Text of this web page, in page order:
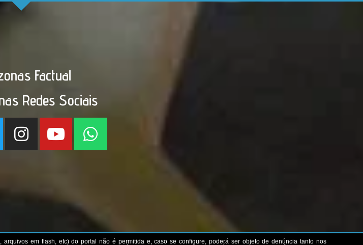
Factual
Redes Sociais
em flash, etc) do portal não é permitida e, caso se configure, poderá ser objeto de denúncia tanto nos